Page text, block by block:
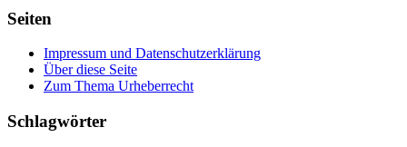
Seiten
Impressum und Datenschutzerklärung
Über diese Seite
Zum Thema Urheberrecht
Schlagwörter